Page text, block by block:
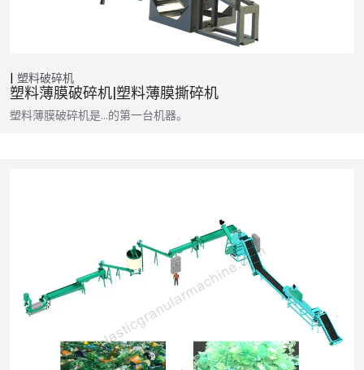
塑料破碎机
塑料薄膜破碎机|塑料薄膜撕碎机
塑料薄膜破碎机是…的第一台机器。